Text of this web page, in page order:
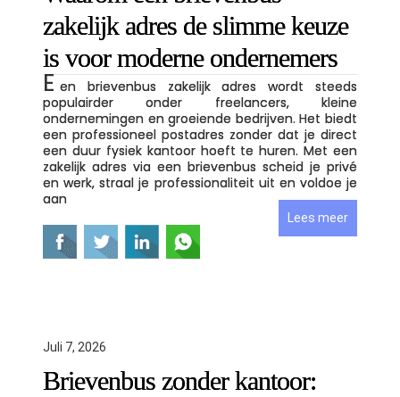
zakelijk adres de slimme keuze
is voor moderne ondernemers
E en brievenbus zakelijk adres wordt steeds
populairder onder freelancers, kleine
ondernemingen en groeiende bedrijven. Het biedt
een professioneel postadres zonder dat je direct
een duur fysiek kantoor hoeft te huren. Met een
zakelijk adres via een brievenbus scheid je privé
en werk, straal je professionaliteit uit en voldoe je
aan
Lees meer
Juli 7, 2026
Brievenbus zonder kantoor: